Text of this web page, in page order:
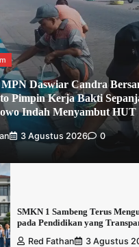
Daswiar Candra
Pimpin Kerja Bakti
Indah Menyambut HUT
3 Agustus 2026 0
SMKN 1 Sambeng Terus
pada Pendidikan yang
Red Fathan
3 Agustus